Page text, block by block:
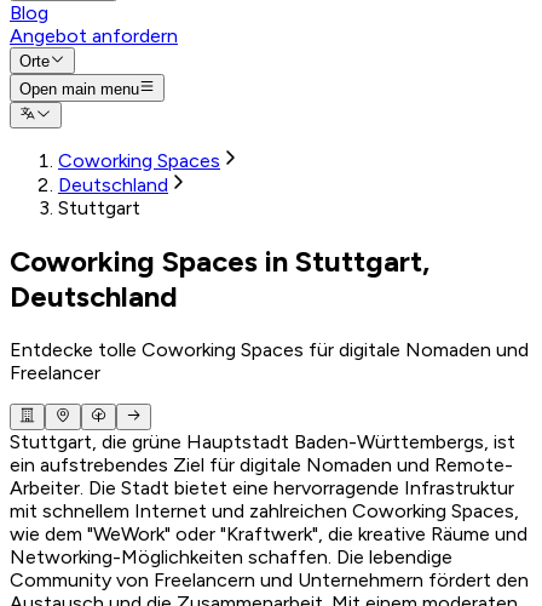
Blog
Angebot anfordern
Orte
Open main menu
Coworking Spaces
Deutschland
Stuttgart
Coworking Spaces in Stuttgart,
Deutschland
Entdecke tolle Coworking Spaces für digitale Nomaden und
Freelancer
Stuttgart, die grüne Hauptstadt Baden-Württembergs, ist
ein aufstrebendes Ziel für digitale Nomaden und Remote-
Arbeiter. Die Stadt bietet eine hervorragende Infrastruktur
mit schnellem Internet und zahlreichen Coworking Spaces,
wie dem "WeWork" oder "Kraftwerk", die kreative Räume und
Networking-Möglichkeiten schaffen. Die lebendige
Community von Freelancern und Unternehmern fördert den